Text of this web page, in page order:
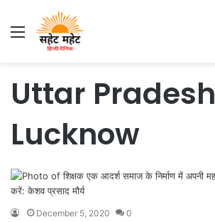
Menu
Uttar Pradesh
Lucknow
December 5, 2020 0